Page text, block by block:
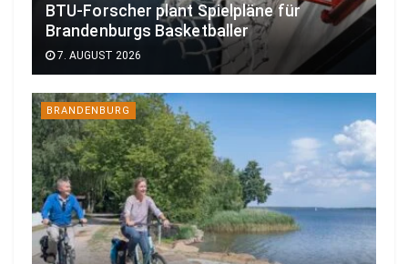
BTU-Forscher plant Spielpläne für
Brandenburgs Basketballer
7. AUGUST 2026
BRANDENBURG